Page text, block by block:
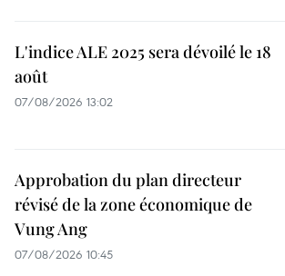
L'indice ALE 2025 sera dévoilé le 18
août
07/08/2026 13:02
Approbation du plan directeur
révisé de la zone économique de
Vung Ang
07/08/2026 10:45